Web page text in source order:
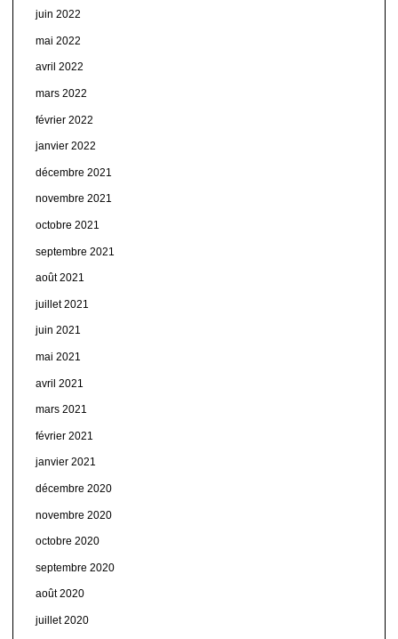
juin 2022
mai 2022
avril 2022
mars 2022
février 2022
janvier 2022
décembre 2021
novembre 2021
octobre 2021
septembre 2021
août 2021
juillet 2021
juin 2021
mai 2021
avril 2021
mars 2021
février 2021
janvier 2021
décembre 2020
novembre 2020
octobre 2020
septembre 2020
août 2020
juillet 2020